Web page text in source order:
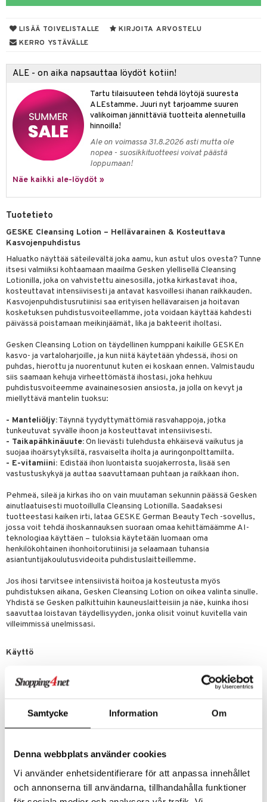
Samtycke Information Om
Denna webbplats använder cookies
Vi använder enhetsidentifierare för att anpassa innehållet
och annonserna till användarna, tillhandahålla funktioner
LISÄÄ TOIVELISTALLE
KIRJOITA ARVOSTELU
KERRO YSTÄVÄLLE
ALE - on aika napsauttaa löydöt kotiin!
Tartu tilaisuuteen tehdä löytöjä suuresta
ALEstamme. Juuri nyt tarjoamme suuren
valikoiman jännittäviä tuotteita alennetuilla
hinnoilla!
Ale on voimassa 31.8.2026 asti mutta ole
nopea - suosikkituotteesi voivat päästä
loppumaan!
Näe kaikki ale-löydöt »
Tuotetieto
GESKE Cleansing Lotion – Hellävarainen & Kosteuttava
Kasvojenpuhdistus
Haluatko näyttää säteilevältä joka aamu, kun astut ulos ovesta? Tunne
itsesi valmiiksi kohtaamaan maailma Gesken ylellisellä Cleansing
Lotionilla, joka on vahvistettu ainesosilla, jotka kirkastavat ihoa,
kosteuttavat intensiivisesti ja antavat kasvoillesi ihanan raikkauden.
Kasvojenpuhdistusrutiinisi saa erityisen hellävaraisen ja hoitavan
kosketuksen puhdistusvoiteellamme, jota voidaan käyttää kahdesti
päivässä poistamaan meikinjäämät, lika ja bakteerit iholtasi.
Gesken Cleansing Lotion on täydellinen kumppani kaikille GESKEn
kasvo- ja vartaloharjoille, ja kun niitä käytetään yhdessä, ihosi on
puhdas, hierottu ja nuorentunut kuten ei koskaan ennen. Valmistaudu
siis saamaan kehuja virheettömästä ihostasi, joka hehkuu
puhdistusvoiteemme avainainesosien ansiosta, ja jolla on kevyt ja
miellyttävä mantelin tuoksu:
- Manteliöljy:Täynnä tyydyttymättömiä rasvahappoja, jotka
tunkeutuvat syvälle ihoon ja kosteuttavat intensiivisesti.
- Taikapähkinäuute:On lievästi tulehdusta ehkäisevä vaikutus ja
suojaa ihoärsytyksiltä, rasvaiselta iholta ja auringonpolttamilta.
- E-vitamiini: Edistää ihon luontaista suojakerrosta, lisää sen
vastustuskykyä ja auttaa saavuttamaan puhtaan ja raikkaan ihon.
Pehmeä, sileä ja kirkas iho on vain muutaman sekunnin päässä Gesken
ainutlaatuisesti muotoillulla Cleansing Lotionilla. Saadaksesi
tuotteestasi kaiken irti, lataa GESKE German Beauty Tech -sovellus,
jossa voit tehdä ihoskannauksen suoraan omaa kehittämäämme AI-
teknologiaa käyttäen – tuloksia käytetään luomaan oma
henkilökohtainen ihonhoitorutiinisi ja selaamaan tuhansia
asiantuntijakoulutusvideoita puhdistuslaitteillemme.
Jos ihosi tarvitsee intensiivistä hoitoa ja kosteutusta myös
puhdistuksen aikana, Gesken Cleansing Lotion on oikea valinta sinulle.
Yhdistä se Gesken palkittuihin kauneuslaitteisiin ja näe, kuinka ihosi
saavuttaa loistavan täydellisyyden, jonka olisit voinut kuvitella vain
villeimmissä unelmissasi.
Käyttö
jossa on kevyt mantelin tuoksu.
pääsyn useampiin istuntoihin laitteellasi. Yli 1000+ opastettua
istuntoa saatavilla 45 kielellä, tuotekouluttajat tarjoavat edistyneitä
ja tuloshakuisia ohjeita, joita voit seurata livenä tuotteidesi kanssa.
GLYCERIN, CETEARYL ALCOHOL, GLYCERYL STEARATE
CITRATE, GLYCERYL STEARATE, BUTYLENE GLYCOL, CETYL
PALMITATE, PRUNUS AMYGDALUS DULCIS OIL, DECYL OLEATE,
& Highlighter
Päivävoide
hoito
tarvikkeet
/ Kajaali
de parfum
de toilette
&
Lapset
tuotteet
hoito
poisto
hoito
& saippuat
tuotteet
& Viikset
shave balm
shave lotion
tuotteet
poisto
hoito
& saippuat
10
1: Puhdistus
2: Kirkastus
3: Kosteutus
ja Vartalonhoito
ja naamiot
Elixir
Happy
Miehille
& Soujaus
& Ihonpuhdistus
& vastauksia